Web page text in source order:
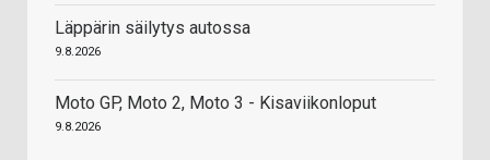
Läppärin säilytys autossa
9.8.2026
Moto GP, Moto 2, Moto 3 - Kisaviikonloput
9.8.2026